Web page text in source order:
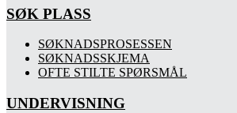
SØK PLASS
SØKNADSPROSESSEN
SØKNADSSKJEMA
OFTE STILTE SPØRSMÅL
UNDERVISNING